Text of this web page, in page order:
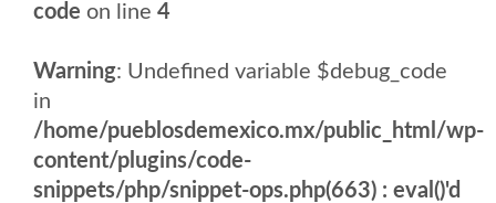
code on line 4
Warning: Undefined variable $debug_code
in
/home/pueblosdemexico.mx/public_html/wp-
content/plugins/code-
snippets/php/snippet-ops.php(663) : eval()'d